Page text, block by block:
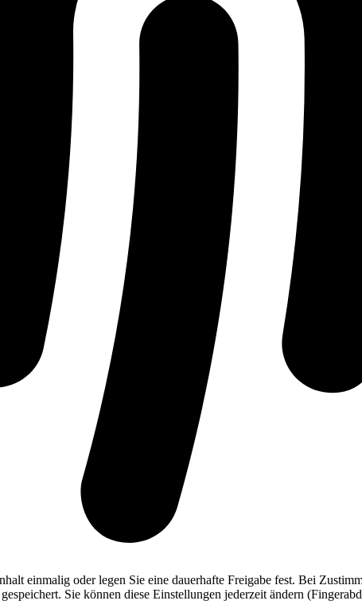
einmalig oder legen Sie eine dauerhafte Freigabe fest. Bei
Sie können diese Einstellungen jederzeit ändern